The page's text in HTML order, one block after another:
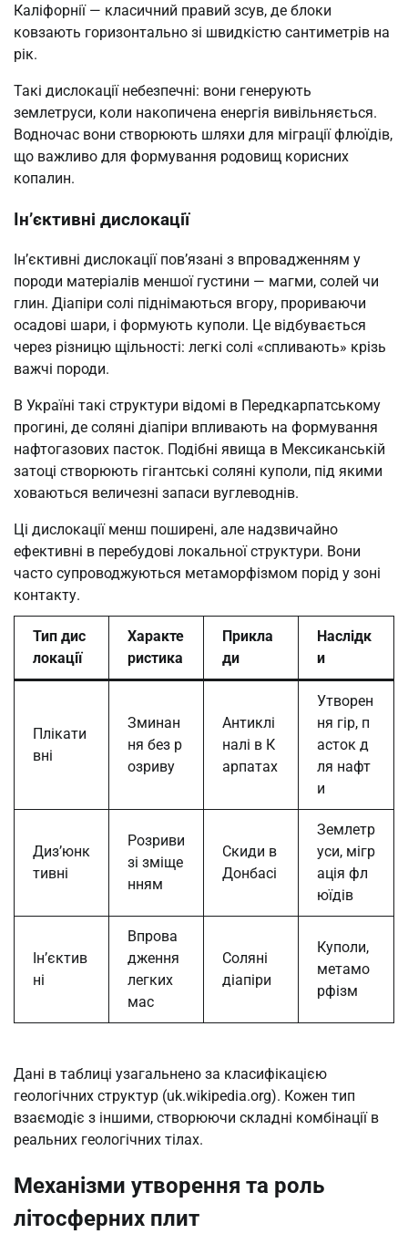
Каліфорнії — класичний правий зсув, де блоки
ковзають горизонтально зі швидкістю сантиметрів на
рік.
Такі дислокації небезпечні: вони генерують
землетруси, коли накопичена енергія вивільняється.
Водночас вони створюють шляхи для міграції флюїдів,
що важливо для формування родовищ корисних
копалин.
Ін’єктивні дислокації
Ін’єктивні дислокації пов’язані з впровадженням у
породи матеріалів меншої густини — магми, солей чи
глин. Діапіри солі піднімаються вгору, прориваючи
осадові шари, і формують куполи. Це відбувається
через різницю щільності: легкі солі «спливають» крізь
важчі породи.
В Україні такі структури відомі в Передкарпатському
прогині, де соляні діапіри впливають на формування
нафтогазових пасток. Подібні явища в Мексиканській
затоці створюють гігантські соляні куполи, під якими
ховаються величезні запаси вуглеводнів.
Ці дислокації менш поширені, але надзвичайно
ефективні в перебудові локальної структури. Вони
часто супроводжуються метаморфізмом порід у зоні
контакту.
Тип дис
локації
Характе
ристика
Прикла
ди
Наслідк
и
Плікати
вні
Зминан
ня без р
озриву
Антиклі
налі в К
арпатах
Утворен
ня гір, п
асток д
ля нафт
и
Диз’юнк
тивні
Розриви
зі зміще
нням
Скиди в
Донбасі
Землетр
уси, мігр
ація фл
юїдів
Ін’єктив
ні
Впрова
дження
легких
мас
Соляні
діапіри
Куполи,
метамо
рфізм
Дані в таблиці узагальнено за класифікацією
геологічних структур (uk.wikipedia.org). Кожен тип
взаємодіє з іншими, створюючи складні комбінації в
реальних геологічних тілах.
Механізми утворення та роль
літосферних плит